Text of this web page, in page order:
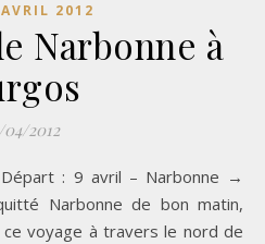
2012
Narbonne à
04/2012
Narbonne de bon matin,
voyage à travers le nord de